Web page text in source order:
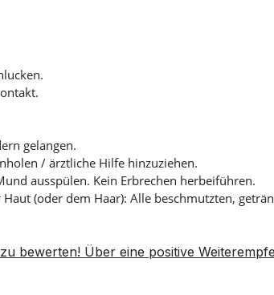
gelangen.
/ ärztliche Hilfe hinzuziehen.
ausspülen. Kein Erbrechen herbeiführen.
(oder dem Haar): Alle beschmutzten,
bewerten! Über eine positive